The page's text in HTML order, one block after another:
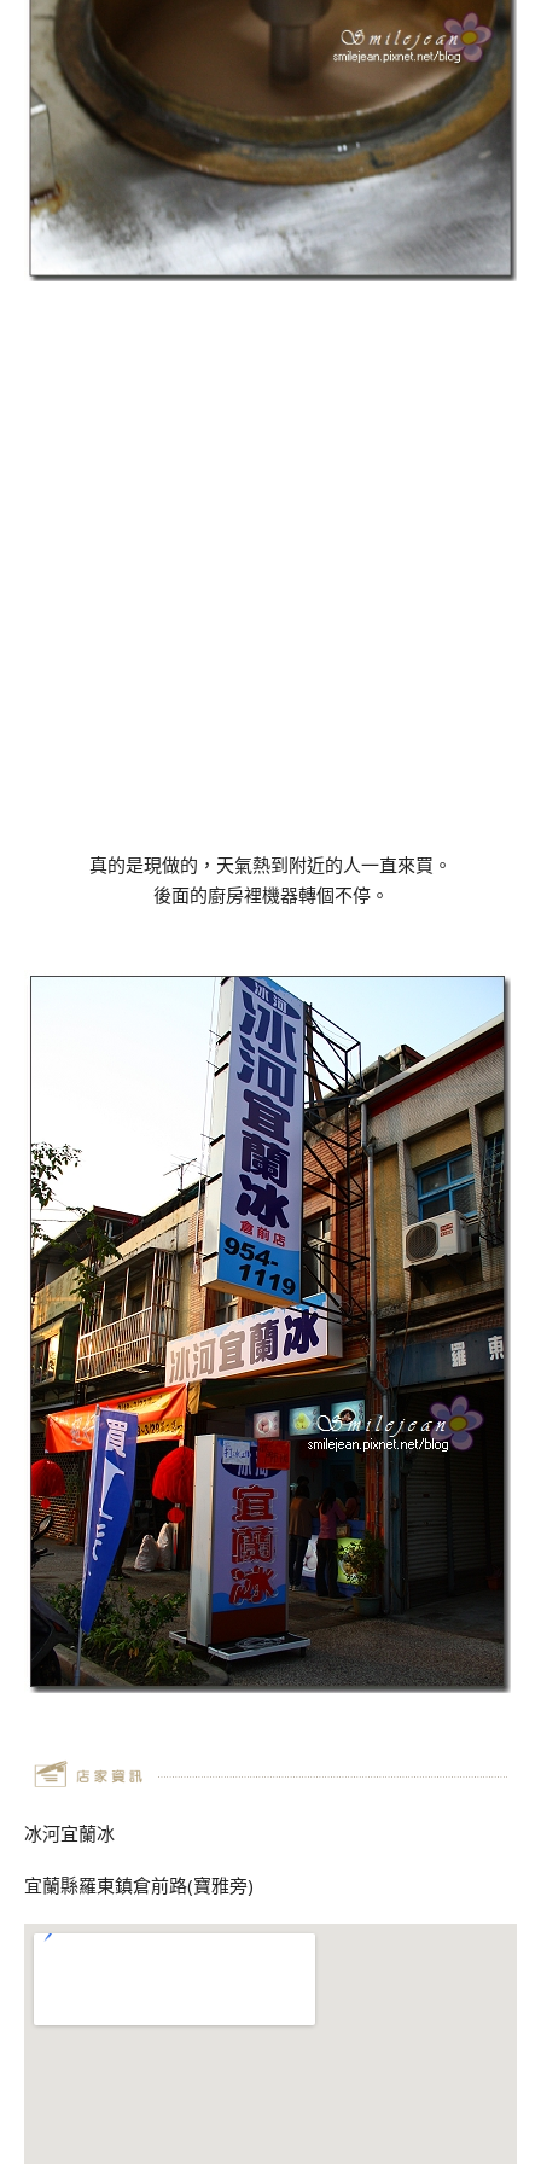
真的是現做的，天氣熱到附近的人一直來買。
後面的廚房裡機器轉個不停。
冰河宜蘭冰
宜蘭縣羅東鎮倉前路(寶雅旁)